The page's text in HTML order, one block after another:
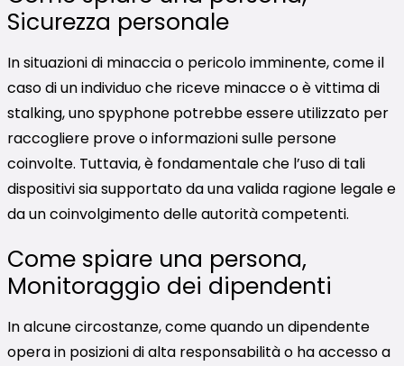
Sicurezza personale
In situazioni di minaccia o pericolo imminente, come il
caso di un individuo che riceve minacce o è vittima di
stalking, uno spyphone potrebbe essere utilizzato per
raccogliere prove o informazioni sulle persone
coinvolte. Tuttavia, è fondamentale che l’uso di tali
dispositivi sia supportato da una valida ragione legale e
da un coinvolgimento delle autorità competenti.
Come spiare una persona,
Monitoraggio dei dipendenti
In alcune circostanze, come quando un dipendente
opera in posizioni di alta responsabilità o ha accesso a